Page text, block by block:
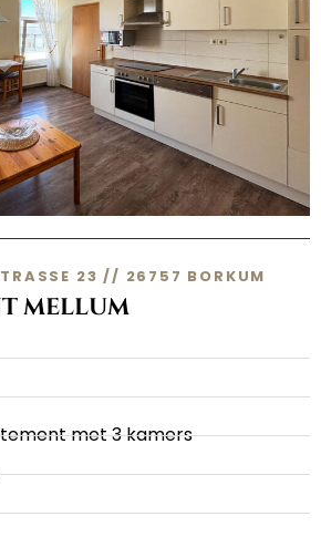
23 // 26757 BORKUM
MELLUM
met 3 kamers